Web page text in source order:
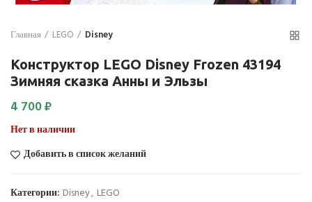
Главная LEGO Disney
Конструктор LEGO Disney Frozen 43194
Зимняя сказка Анны и Эльзы
4 700₽
Нет в наличии
Добавить в список желаний
Категории: Disney, LEGO